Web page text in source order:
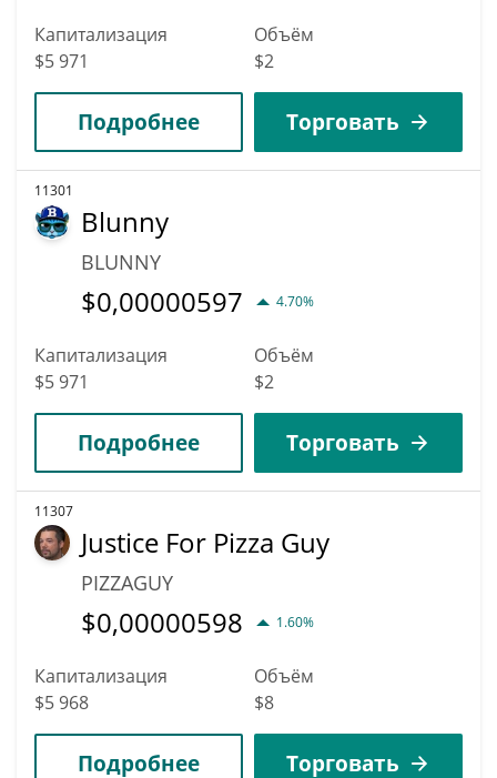
Капитализация
$5 971
Объём
$2
Подробнее Торговать
11301
Blunny
BLUNNY
$0,00000597 4.70%
Капитализация
$5 971
Объём
$2
Подробнее Торговать
11307
Justice For Pizza Guy
PIZZAGUY
$0,00000598 1.60%
Капитализация
$5 968
Объём
$8
Подробнее Торговать